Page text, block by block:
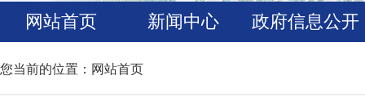
网站首页 新闻中心 政府信息公开
您当前的位置： 网站首页